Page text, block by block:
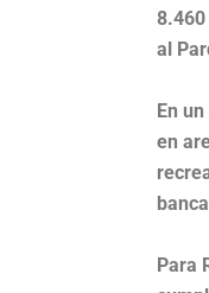
al
En
en
Para